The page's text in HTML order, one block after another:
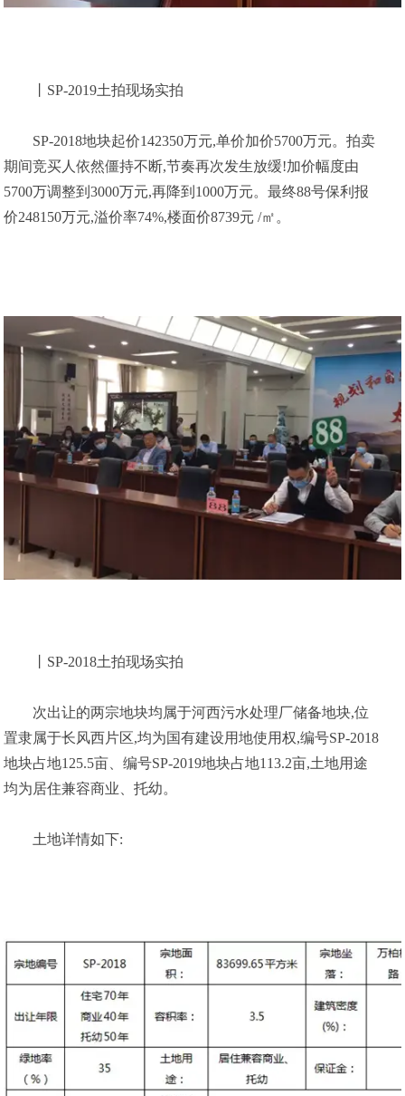
丨SP-2019土拍现场实拍
SP-2018地块起价142350万元,单价加价5700万元。拍卖
期间竞买人依然僵持不断,节奏再次发生放缓!加价幅度由
5700万调整到3000万元,再降到1000万元。最终88号保利报
价248150万元,溢价率74%,楼面价8739元 /㎡。
丨SP-2018土拍现场实拍
次出让的两宗地块均属于河西污水处理厂储备地块,位
置隶属于长风西片区,均为国有建设用地使用权,编号SP-2018
地块占地125.5亩、编号SP-2019地块占地113.2亩,土地用途
均为居住兼容商业、托幼。
土地详情如下: